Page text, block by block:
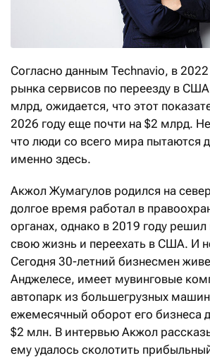
Согласно данным Technavio, в
рынка сервисов по переезду в
млрд, ожидается, что этот
2026 году еще почти на $2 млрд.
что люди со всего мира пытаются
именно здесь.
Акжол Жумагулов родился на
долгое время работал в
органах, однако в 2019 году
свою жизнь и переехать в США. И
Сегодня 30-летний бизнесмен
Анджелесе, имеет мувинговые
автопарк из большегрузных
ежемесячный оборот его бизнеса
$2 млн. В интервью Акжол
ему удалось сколотить